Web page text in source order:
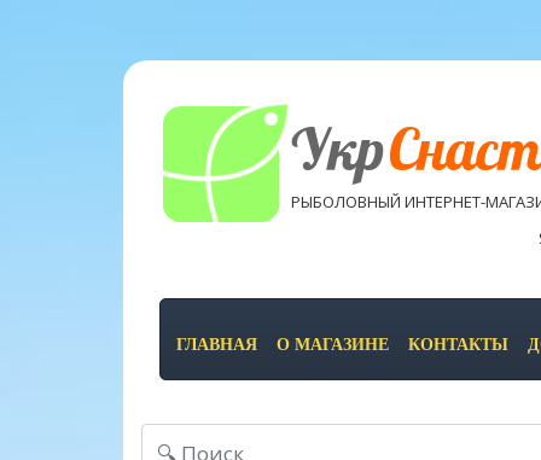
Укр
РЫБОЛОВНЫЙ ИНТЕРНЕТ-
ГЛАВНАЯ О МАГАЗИНЕ КОНТАКТЫ